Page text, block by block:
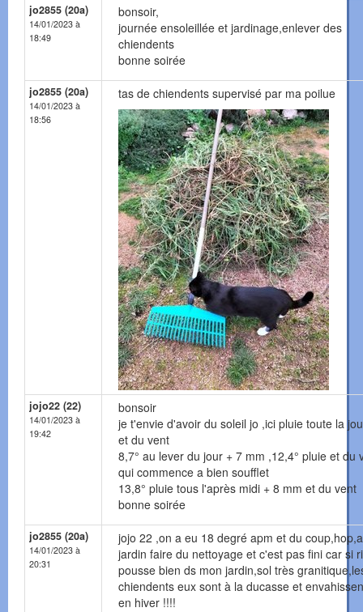
jo2855 (20a)
14/01/2023 à
18:49
bonsoir,
journée ensoleillée et jardinage,enlever des
chiendents
bonne soirée
jo2855 (20a)
14/01/2023 à
18:56
tas de chiendents supervisé par ma poilue
jojo22 (22)
14/01/2023 à
19:42
bonsoir
je t'envie d'avoir du soleil jo ,ici pluie toute la
et du vent
8,7° au lever du jour + 7 mm ,12,4° pluie et du
qui commence a bien soufflet
13,8° pluie tous l'après midi + 8 mm et du vent
bonne soirée
jo2855 (20a)
14/01/2023 à
20:31
jojo 22 ,on a eu 18 degré apm et du
jardin faire du nettoyage et c'est pas fini car si
pousse bien ds mon jardin,sol très
chiendents eux sont à la ducasse et
en hiver !!!!